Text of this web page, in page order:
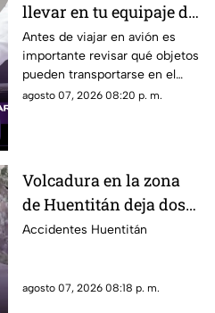
llevar en tu equipaje de
mano y podrían
quitarte en el
aeropuerto
Antes de viajar en avión es
importante revisar qué objetos
pueden transportarse en el
equipaje de mano, ya que
agosto 07, 2026 08:20 p. m.
Volcadura en la zona
de Huentitán deja dos
personas heridas
Accidentes Huentitán
agosto 07, 2026 08:18 p. m.